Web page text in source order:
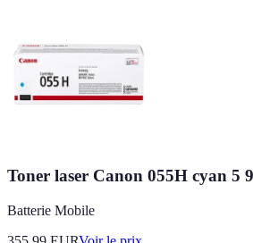
Toner laser Canon 055H cyan 5
Batterie Mobile